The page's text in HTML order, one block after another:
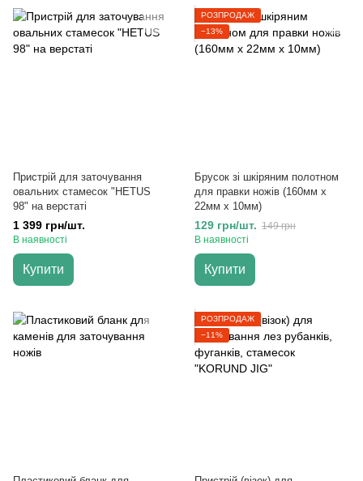
Пристрій для заточування
овальних стамесок "HETUS
98" на верстаті
1 399 грн/шт.
В наявності
Купити
РОЗПРОДАЖ
−13%
Брусок зі шкіряним полотном
для правки ножів (160мм х
22мм х 10мм)
129 грн/шт. 149 грн
В наявності
Купити
РОЗПРОДАЖ
−11%